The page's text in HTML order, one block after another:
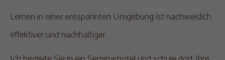
Lernen in einer entspannten Umgebung ist nachweislich
effektiver und nachhaltiger.